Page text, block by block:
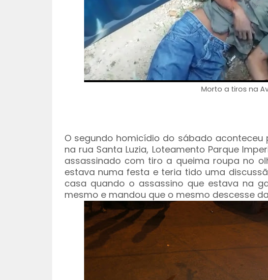
Morto a tiros na
O segundo homicídio do sábado
na rua Santa Luzia, Loteamento Parque
assassinado com tiro a queima roupa no
estava numa festa e teria tido uma
casa quando o assassino que estava na
mesmo e mandou que o mesmo descesse